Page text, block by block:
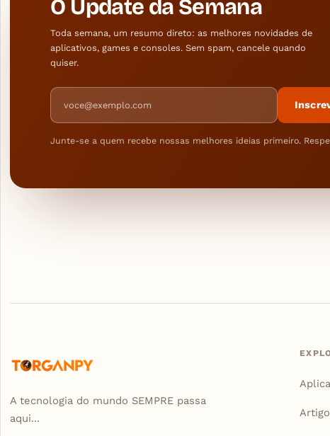
O Update da Semana
Toda semana, um resumo direto: as melhores novidades de
aplicativos, games e consoles. Sem spam, cancele quando
quiser.
Endereço de e-mail
Junte-se a quem recebe nossas melhores ideias primeiro.
A tecnologia do mundo SEMPRE passa
aqui...